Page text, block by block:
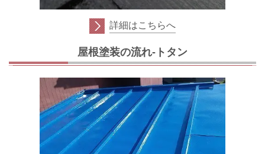
詳細はこちらへ
屋根塗装の流れ-トタン